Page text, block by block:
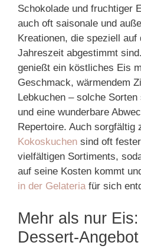
Schokolade und fruchtiger
auch oft saisonale und
Kreationen, die speziell auf
Jahreszeit abgestimmt
genießt ein köstliches Eis
Geschmack, wärmendem
Lebkuchen – solche
und eine wunderbare
Repertoire. Auch sorgfältig
Kokoskuchen sind oft
vielfältigen Sortiments,
auf seine Kosten kommt
in der Gelateriafür sich
Mehr als nur
Dessert-